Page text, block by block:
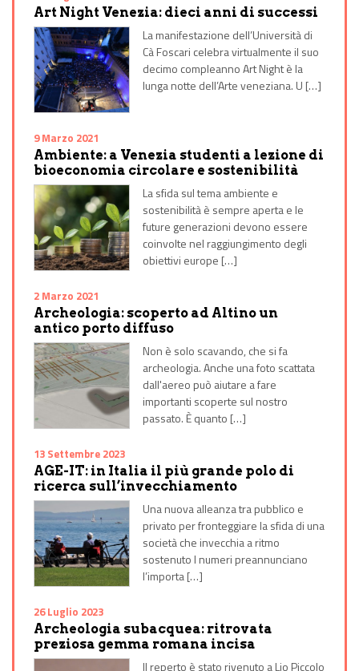
Art Night Venezia: dieci anni di successi
La manifestazione dell’Università di
Cà Foscari celebra virtualmente il suo
decimo compleanno Art Night è la
lunga notte dell’Arte veneziana. U […]
9 Marzo 2021
Ambiente: a Venezia studenti a lezione di
bioeconomia circolare e sostenibilità
La sfida sul tema ambiente e
sostenibilità è sempre aperta e le
future generazioni devono essere
coinvolte nel raggiungimento degli
obiettivi europe […]
2 Marzo 2021
Archeologia: scoperto ad Altino un
antico porto diffuso
Non è solo scavando, che si fa
archeologia. Anche una foto scattata
dall'aereo può aiutare a fare
importanti scoperte sul nostro
passato. È quanto […]
13 Settembre 2023
AGE-IT: in Italia il più grande polo di
ricerca sull’invecchiamento
Una nuova alleanza tra pubblico e
privato per fronteggiare la sfida di una
società che invecchia a ritmo
sostenuto I numeri preannunciano
l’importa […]
26 Luglio 2023
Archeologia subacquea: ritrovata
preziosa gemma romana incisa
Il reperto è stato rivenuto a Lio Piccolo